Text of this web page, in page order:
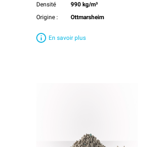
Densité
990 kg/m³
Origine :
Ottmarsheim
En savoir plus